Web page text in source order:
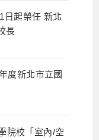
日起榮任 新北
長
度新北市立國
院校「室內/空